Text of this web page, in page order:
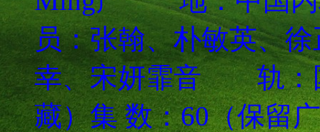
员：张翰、朴敏英、
幸、宋妍霏音 轨：
藏）集 数：60（保留